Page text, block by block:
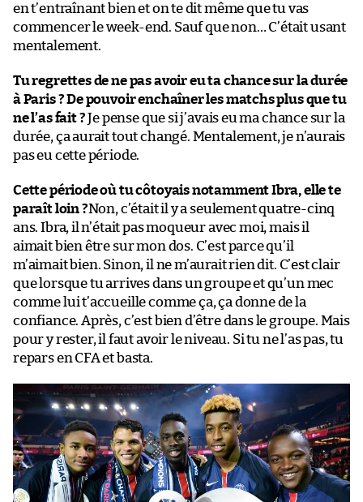
en t’entraînant bien et on te dit même que tu vas
commencer le week-end. Sauf que non… C’était usant
mentalement.
Tu regrettes de ne pas avoir eu ta chance sur la durée
à Paris ? De pouvoir enchaîner les matchs plus que tu
ne l’as fait ?Je pense que si j’avais eu ma chance sur la
durée, ça aurait tout changé. Mentalement, je n’aurais
pas eu cette période.
Cette période où tu côtoyais notamment Ibra, elle te
paraît loin ?Non, c’était il y a seulement quatre-cinq
ans. Ibra, il n’était pas moqueur avec moi, mais il
aimait bien être sur mon dos. C’est parce qu’il
m’aimait bien. Sinon, il ne m’aurait rien dit. C’est clair
que lorsque tu arrives dans un groupe et qu’un mec
comme lui t’accueille comme ça, ça donne de la
confiance. Après, c’est bien d’être dans le groupe. Mais
pour y rester, il faut avoir le niveau. Si tu ne l’as pas, tu
repars en CFA et basta.